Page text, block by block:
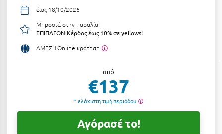
Αράχωβα
Αργολίδα
Αριδαία
Ξενοδοχεία 2 Αστέρων
Ξενοδοχεία 3 Αστέρων
Ξενοδοχεία 4 Αστέρων
Ενοικιαζόμενα Δωμάτια
έως 18/10/2026
Μπροστά στην παραλία!
ΕΠΙΠΛΕΟΝ Κέρδος έως 10% σε yellows!
ΑΜΕΣΗ Online κράτηση
από
€137
* ελάχιστη τιμή περιόδου
Αγόρασέ το!